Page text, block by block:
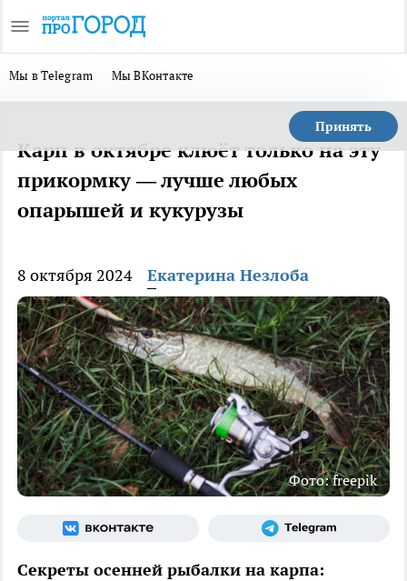
Мы в Telegram Мы ВКонтакте
Принять
Карп в октябре клюёт только на эту
прикормку — лучше любых
опарышей и кукурузы
8 октября 2024 Екатерина Незлоба
Фото: freepik
Секреты осенней рыбалки на карпа: